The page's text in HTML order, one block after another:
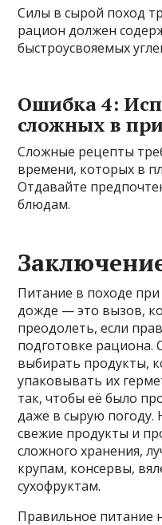
Силы в сырой поход
рацион должен
быстроусвояемых
Ошибка 4:
сложных в
Сложные рецепты
времени, которых в
Отдавайте
блюдам.
Питание в походе
дожде — это вызов,
преодолеть, если
подготовке рациона.
выбирать продукты,
упаковывать их
так, чтобы её было
даже в сырую погоду.
свежие продукты и
сложного хранения,
крупам, консервы,
сухофруктам.
Правильное питание